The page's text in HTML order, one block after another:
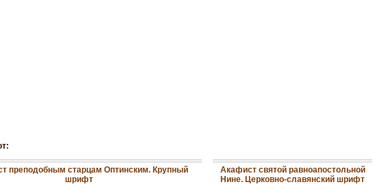
преподобным старцам Оптинским. Крупный
шрифт
Акафист святой равноапостольной
Нине. Церковно-славянский шрифт